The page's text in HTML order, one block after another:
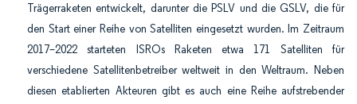
Trägerraketen entwickelt, darunter die PSLV und die GSLV, die für
den Start einer Reihe von Satelliten eingesetzt wurden. Im Zeitraum
2017–2022 starteten ISROs Raketen etwa 171 Satelliten für
verschiedene Satellitenbetreiber weltweit in den Weltraum. Neben
diesen etablierten Akteuren gibt es auch eine Reihe aufstrebender